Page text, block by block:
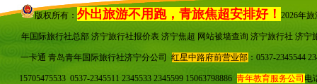
版权所有： 外出旅游不用跑，青旅焦超安排好！ 2026年
年国际旅行社总部 济宁旅行社报价表 济宁焦超 网站被墙查询 济宁旅行社 济宁
一卡通 青岛青年国际旅行社济宁分公司 红星中路府前营业部 ：0537-2345544
15705475533 0537-2345511 2345533 2345599 15063798886青年教育服务公司电